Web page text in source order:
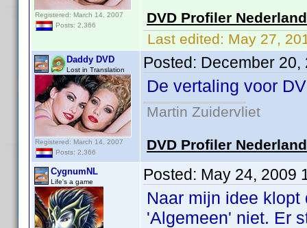
Registered: March 14, 2007
Posts: 2,366
DVD Profiler
Last edited: May 27,
Daddy DVD
Lost in Translation
Registered: March 14, 2007
Posts: 2,366
Posted: December 20,
De vertaling voor
Martin Zuidervliet
DVD Profiler
CygnumNL
Life's a game Posted: May 24, 2009
Naar mijn idee
'Algemeen' niet. Er